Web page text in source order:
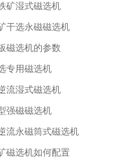
矿湿式磁选机
干选永磁磁选机
磁选机的参数
专用磁选机
流湿式磁选机
强磁磁选机
流永磁筒式磁选机
磁选机如何配置